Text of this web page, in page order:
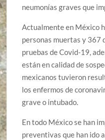
neumonías graves que
Actualmente en México
personas muertas y 367
pruebas de Covid-19,
están en calidad de
mexicanos tuvieron
los enfermos de
grave o intubado.
En todo México se han
preventivas que han ido